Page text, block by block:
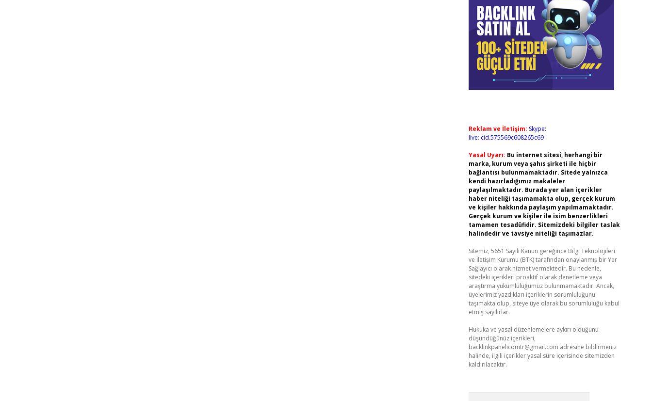
Reklam ve İletişim: Skype:
live:.cid.575569c608265c69
Yasal Uyarı: Bu internet sitesi, herhangi bir
marka, kurum veya şahıs şirketi ile hiçbir
bağlantısı bulunmamaktadır. Sitede yalnızca
kendi hazırladığımız makaleler
paylaşılmaktadır. Burada yer alan içerikler
haber niteliği taşımamakta olup, gerçek kurum
ve kişiler hakkında paylaşım yapılmamaktadır.
Gerçek kurum ve kişiler ile isim benzerlikleri
tamamen tesadüfidir. Sitemizdeki bilgiler taslak
halindedir ve tavsiye niteliği taşımazlar.
Sitemiz, 5651 Sayılı Kanun gereğince Bilgi Teknolojileri
ve İletişim Kurumu (BTK) tarafından onaylanmış bir Yer
Sağlayıcı olarak hizmet vermektedir. Bu nedenle,
sitedeki içerikleri proaktif olarak denetleme veya
araştırma yükümlülüğümüz bulunmamaktadır. Ancak,
üyelerimiz yazdıkları içeriklerin sorumluluğunu
taşımakta olup, siteye üye olarak bu sorumluluğu kabul
etmiş sayılırlar.
Hukuka ve yasal düzenlemelere aykırı olduğunu
düşündüğünüz içerikleri,
backlinkpanelicomtr@gmail.com adresine bildirmeniz
halinde, ilgili içerikler yasal süre içerisinde sitemizden
kaldırılacaktır.